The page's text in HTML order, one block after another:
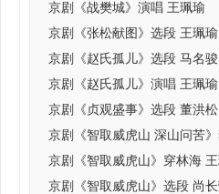
京剧《战樊城》演唱 王珮瑜
京剧《张松献图》选段 王珮瑜
京剧《赵氏孤儿》选段 马名骏
京剧《赵氏孤儿》演唱 王珮瑜
京剧《贞观盛事》选段 董洪
京剧《智取威虎山 深山问苦
京剧《智取威虎山》穿林海
京剧《智取威虎山》选段 尚